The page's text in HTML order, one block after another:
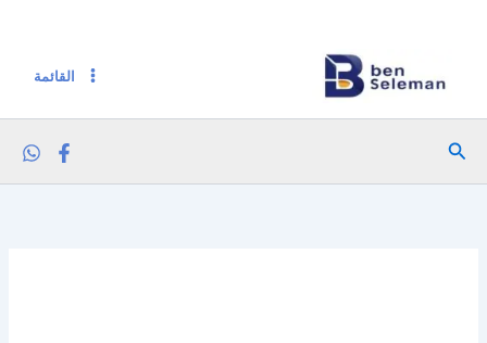
القائمة
البحث